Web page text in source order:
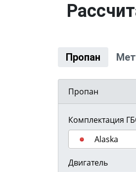
Пропан
Пропан
Комплектация
Alaska
Двигатель